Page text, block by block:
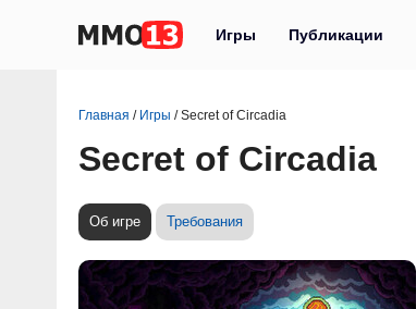
Игры Публикации
Главная / Игры /Secret of Circadia
Secret of Circadia
Об игре Требования